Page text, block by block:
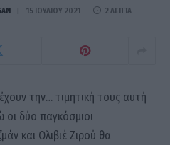
15 ΙΟΥΛΊΟΥ 2021 2 ΛΕΠΤΆ
την… τιμητική τους αυτή
οι δύο παγκόσμιοι
και Ολιβιέ Ζιρού θα